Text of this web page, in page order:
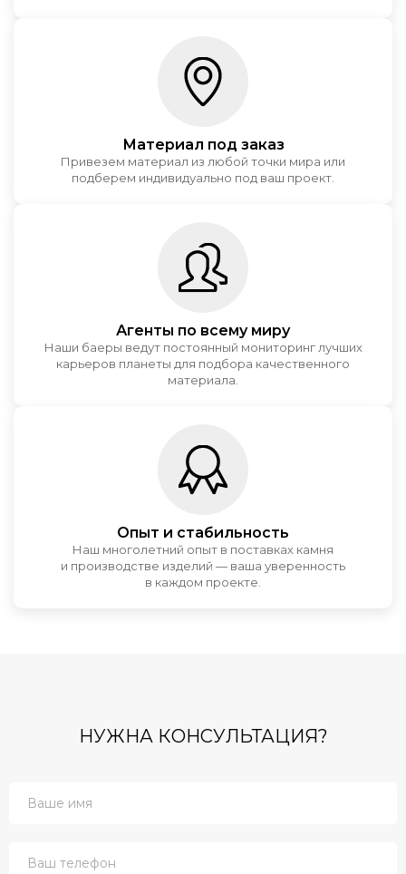
Материал под заказ
Привезем материал из любой точки мира или
подберем индивидуально под ваш проект.
Агенты по всему миру
Наши баеры ведут постоянный мониторинг лучших
карьеров планеты для подбора качественного
материала.
Опыт и стабильность
Наш многолетний опыт в поставках камня
и производстве изделий — ваша уверенность
в каждом проекте.
НУЖНА КОНСУЛЬТАЦИЯ?